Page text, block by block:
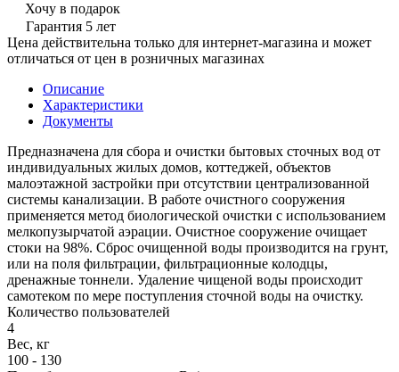
Хочу в подарок
Гарантия 5 лет
Цена действительна только для интернет-магазина и может
отличаться от цен в розничных магазинах
Описание
Характеристики
Документы
Предназначена для сбора и очистки бытовых сточных вод от
индивидуальных жилых домов, коттеджей, объектов
малоэтажной застройки при отсутствии централизованной
системы канализации. В работе очистного сооружения
применяется метод биологической очистки с использованием
мелкопузырчатой аэрации. Очистное сооружение очищает
стоки на 98%. Сброс очищенной воды производится на грунт,
или на поля фильтрации, фильтрационные колодцы,
дренажные тоннели. Удаление чищеной воды происходит
самотеком по мере поступления сточной воды на очистку.
Количество пользователей
4
Вес, кг
100 - 130